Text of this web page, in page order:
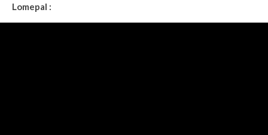
Lomepal :